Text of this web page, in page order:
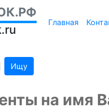
Главная
Ищу
на имя